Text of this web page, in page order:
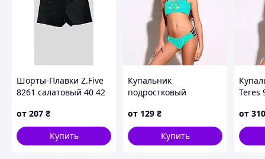
Шорты-Плавки Z.Five
8261 салатовый 40 42
от 207 ₴
Купить
Купальник
подростковый
40 42 УКР размеры
от 129 ₴
Купить
Teres
УКР
от 310